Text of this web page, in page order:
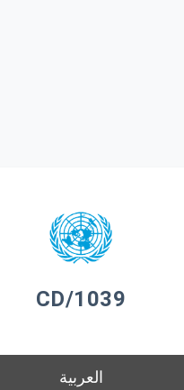
CD/1039
العربية